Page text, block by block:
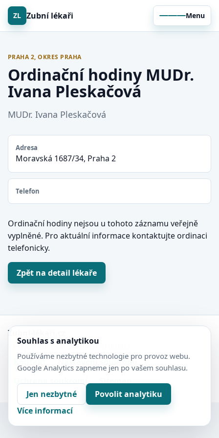
ZL Zubní lékaři Menu
PRAHA 2, OKRES PRAHA
Ordinační hodiny MUDr.
Ivana Pleskačová
MUDr. Ivana Pleskačová
Adresa
Moravská 1687/34, Praha 2
Telefon
Ordinační hodiny nejsou u tohoto záznamu veřejně
vyplněné. Pro aktuální informace kontaktujte ordinaci
telefonicky.
Zpět na detail lékaře
Zubní-lékaři.cz
Veřejný adresář zubních ordinací.
Kontakt
Nastavení soukromí
Ochrana soukromí
Sitemap
Souhlas s analytikou
Používáme nezbytné technologie pro provoz webu.
Google Analytics zapneme jen po vašem souhlasu.
Jen nezbytné
Povolit analytiku
Více informací